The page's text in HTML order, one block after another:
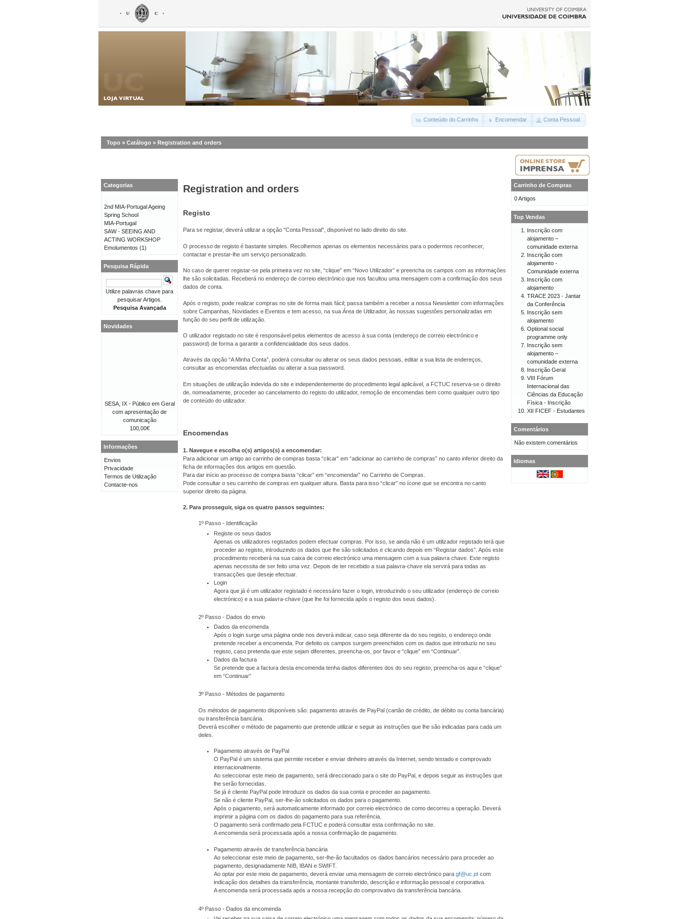
Conteúdo do Carrinho Encomendar Conta Pessoal
Topo » Catálogo » Registration and orders
Registration and orders
Registo
Para se registar, deverá utilizar a opção "Conta Pessoal", disponível no lado direito do site.
O processo de registo é bastante simples. Recolhemos apenas os elementos necessários para o podermos reconhecer,
contactar e prestar-lhe um serviço personalizado.
No caso de querer registar-se pela primeira vez no site, “clique” em “Novo Utilizador” e preencha os campos com as informações
lhe são solicitadas. Receberá no endereço de correio electrónico que nos facultou uma mensagem com a confirmação dos seus
dados de conta.
Após o registo, pode realizar compras no site de forma mais fácil; passa também a receber a nossa Newsletter com informações
sobre Campanhas, Novidades e Eventos e tem acesso, na sua Área de Utilizador, às nossas sugestões personalizadas em
função do seu perfil de utilização.
O utilizador registado no site é responsável pelos elementos de acesso à sua conta (endereço de correio electrónico e
password) de forma a garantir a confidencialidade dos seus dados.
Através da opção “A Minha Conta”, poderá consultar ou alterar os seus dados pessoais, editar a sua lista de endereços,
consultar as encomendas efectuadas ou alterar a sua password.
Em situações de utilização indevida do site e independentemente do procedimento legal aplicável, a FCTUC reserva-se o direito
de, nomeadamente, proceder ao cancelamento do registo do utilizador, remoção de encomendas bem como qualquer outro tipo
de conteúdo do utilizador.
Encomendas
1. Navegue e escolha o(s) artigos(s) a encomendar:
Para adicionar um artigo ao carrinho de compras basta “clicar” em “adicionar ao carrinho de compras” no canto inferior direito da
ficha de informações dos artigos em questão.
Para dar início ao processo de compra basta “clicar” em “encomendar” no Carrinho de Compras.
Pode consultar o seu carrinho de compras em qualquer altura. Basta para isso “clicar” no ícone que se encontra no canto
superior direito da página.
2. Para prosseguir, siga os quatro passos seguintes:
1º Passo - Identificação
Registe os seus dados
Apenas os utilizadores registados podem efectuar compras. Por isso, se ainda não é um utilizador registado terá que
proceder ao registo, introduzindo os dados que lhe são solicitados e clicando depois em “Registar dados”. Após este
procedimento receberá na sua caixa de correio electrónico uma mensagem com a sua palavra chave. Este registo
apenas necessita de ser feito uma vez. Depois de ter recebido a sua palavra-chave ela servirá para todas as
transacções que deseje efectuar.
Login
Agora que já é um utilizador registado é necessário fazer o login, introduzindo o seu utilizador (endereço de correio
electrónico) e a sua palavra-chave (que lhe foi fornecida após o registo dos seus dados).
2º Passo - Dados do envio
Dados da encomenda
Após o login surge uma página onde nos deverá indicar, caso seja diferente da do seu registo, o endereço onde
pretende receber a encomenda. Por defeito os campos surgem preenchidos com os dados que introduziu no seu
registo, caso pretenda que este sejam diferentes, preencha-os, por favor e “clique” em “Continuar”.
Dados da factura
Se pretende que a factura desta encomenda tenha dados diferentes dos do seu registo, preencha-os aqui e “clique”
em “Continuar”
3º Passo - Métodos de pagamento
Os métodos de pagamento disponíveis são: pagamento através de PayPal (cartão de crédito, de débito ou conta bancária)
ou transferência bancária.
Deverá escolher o método de pagamento que pretende utilizar e seguir as instruções que lhe são indicadas para cada um
deles.
Pagamento através de PayPal
O PayPal é um sistema que permite receber e enviar dinheiro através da Internet, sendo testado e comprovado
internacionalmente.
Ao seleccionar este meio de pagamento, será direccionado para o site do PayPal, e depois seguir as instruções que
lhe serão fornecidas.
Se já é cliente PayPal pode introduzir os dados da sua conta e proceder ao pagamento.
Se não é cliente PayPal, ser-lhe-ão solicitados os dados para o pagamento.
Após o pagamento, será automaticamente informado por correio electrónico de como decorreu a operação. Deverá
imprimir a página com os dados do pagamento para sua referência.
O pagamento será confirmado pela FCTUC e poderá consultar esta confirmação no site.
A encomenda será processada após a nossa confirmação de pagamento.
Pagamento através de transferência bancária
Ao seleccionar este meio de pagamento, ser-lhe-ão facultados os dados bancários necessário para proceder ao
pagamento, designadamente NIB, IBAN e SWIFT.
Ao optar por este meio de pagamento, deverá enviar uma mensagem de correio electrónico para gf@uc.pt com
indicação dos detalhes da transferência, montante transferido, descrição e informação pessoal e corporativa.
A encomenda será processada após a nossa recepção do comprovativo da transferência bancária.
4º Passo - Dados da encomenda
Categorias
2nd MIA-Portugal Ageing
Spring School
MIA-Portugal
SAW - SEEING AND
ACTING WORKSHOP
Emolumentos (1)
Pesquisa Rápida
Utilize palavras chave para
pesquisar Artigos.
Pesquisa Avançada
Novidades
SESA, IX - Público em Geral
com apresentação de
comunicação
100,00€
Informações
Envios
Privacidade
Termos de Utilização
Contacte-nos
Carrinho de Compras
0 Artigos
Top Vendas
Inscrição com
alojamento –
comunidade externa
Inscrição com
alojamento -
Comunidade externa
Inscrição com
alojamento
TRACE 2023 - Jantar
da Conferência
Inscrição sem
alojamento
Optional social
programme only
Inscrição sem
alojamento –
comunidade externa
Inscrição Geral
VIII Fórum
Internacional das
Ciências da Educação
Física - Inscrição
XII FICEF - Estudantes
Comentários
Não existem comentários
Idiomas